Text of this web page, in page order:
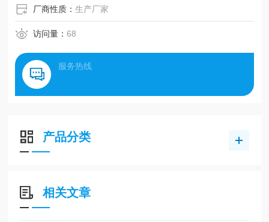
厂商性质：生产厂家
访问量：68
服务热线
产品分类
相关文章